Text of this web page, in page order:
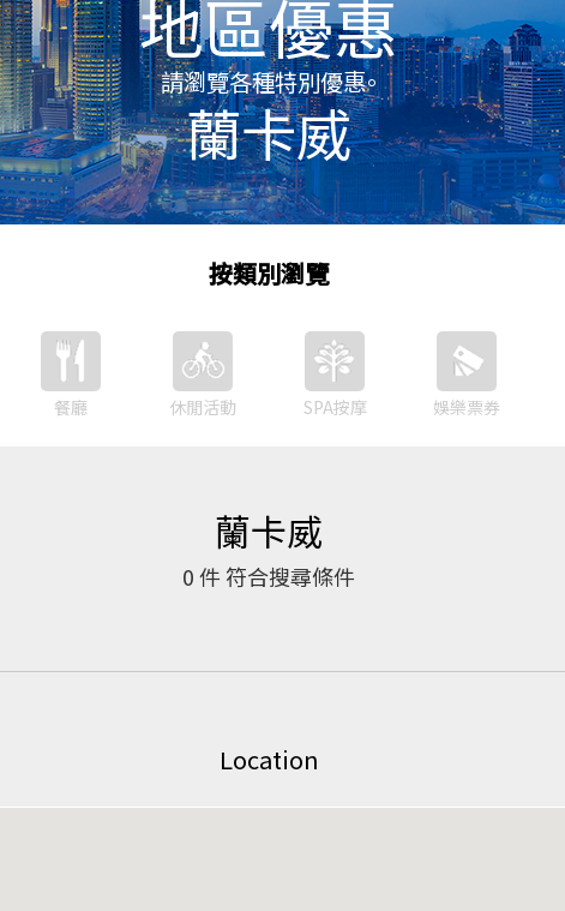
地區優惠
請瀏覽各種特別優惠。
蘭卡威
按類別瀏覽
餐廳 休閒活動 SPA按摩 娛樂票券
蘭卡威
0件 符合搜尋條件
Location